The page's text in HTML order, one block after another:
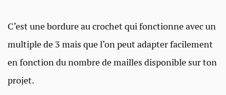
C’est une bordure au crochet qui fonctionne avec un
multiple de 3 mais que l’on peut adapter facilement
en fonction du nombre de mailles disponible sur ton
projet.